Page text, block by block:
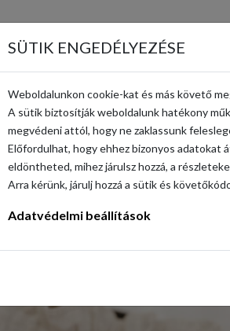
SÜTIK ENGEDÉLYEZÉSE
Weboldalunkon cookie-kat és más követő
A sütik biztosítják weboldalunk hatékony
megvédeni attól, hogy ne zaklassunk
Előfordulhat, hogy ehhez bizonyos adatokat
eldöntheted, mihez járulsz hozzá, a
Arra kérünk, járulj hozzá a sütik és
Adatvédelmi beállítások
VISSZA